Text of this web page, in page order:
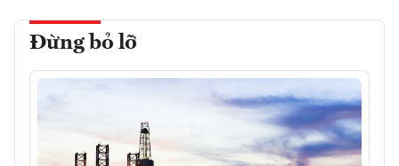
Đừng bỏ lỡ